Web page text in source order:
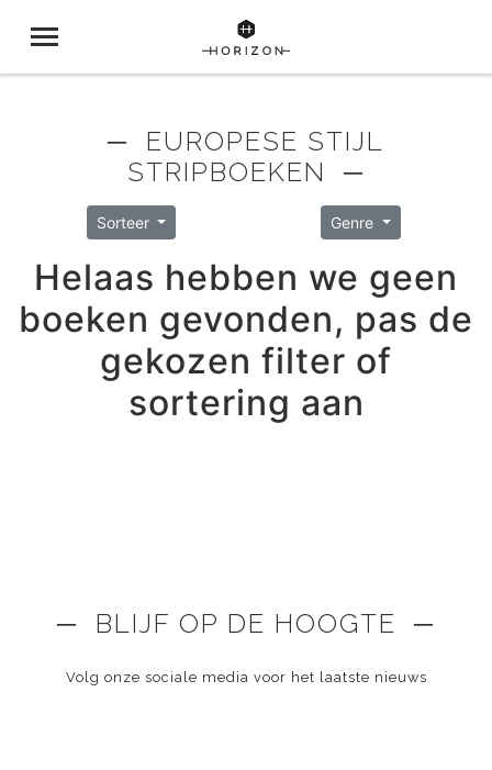
─ EUROPESE STIJL
STRIPBOEKEN ─
Sorteer Genre
Helaas hebben we geen
boeken gevonden, pas de
gekozen filter of
sortering aan
─ BLIJF OP DE HOOGTE ─
Volg onze sociale media voor het laatste nieuws